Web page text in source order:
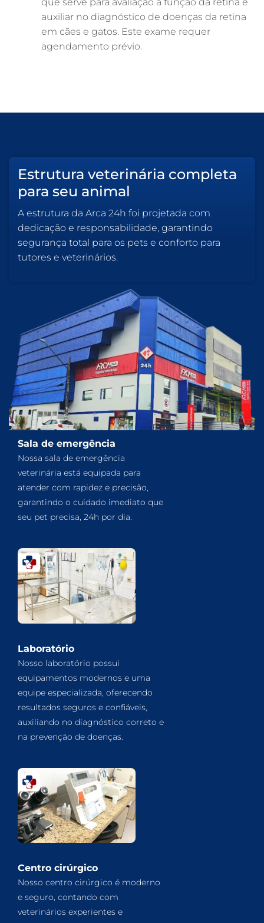
auxiliar no diagnóstico de doenças da retina
em cães e gatos. Este exame requer
agendamento prévio.
Estrutura veterinária completa
para seu animal
A estrutura da Arca 24h foi projetada com
dedicação e responsabilidade, garantindo
segurança total para os pets e conforto para
tutores e veterinários.
Sala de emergência
Nossa sala de emergência
veterinária está equipada para
atender com rapidez e precisão,
garantindo o cuidado imediato que
seu pet precisa, 24h por dia.
Laboratório
Nosso laboratório possui
equipamentos modernos e uma
equipe especializada, oferecendo
resultados seguros e confiáveis,
auxiliando no diagnóstico correto e
na prevenção de doenças.
Centro cirúrgico
Nosso centro cirúrgico é moderno
e seguro, contando com
veterinários experientes e